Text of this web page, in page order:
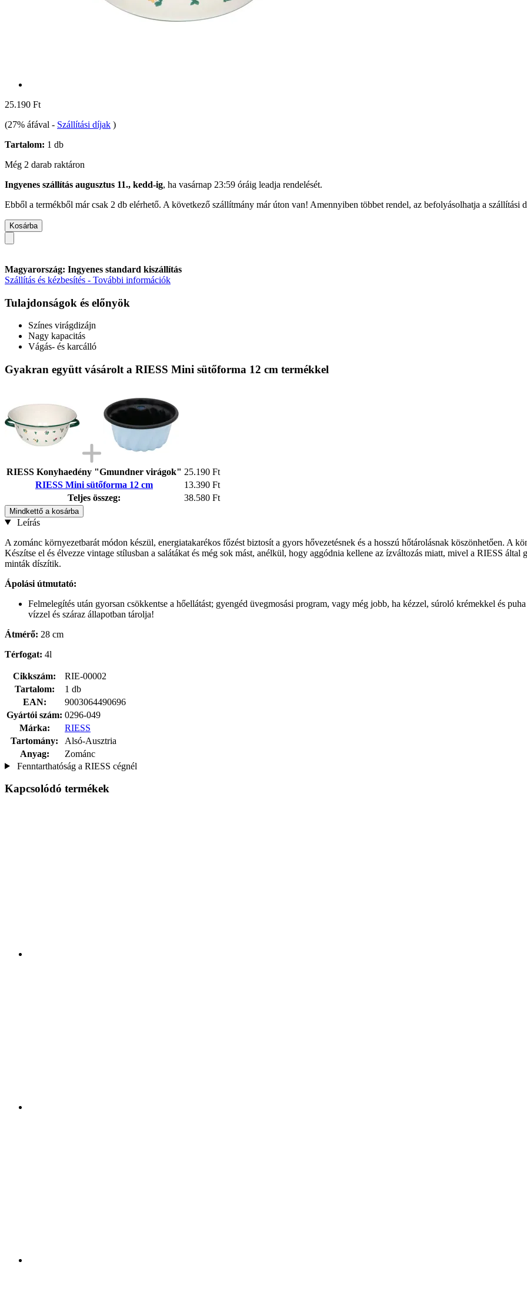
25.190 Ft
(27% áfával - Szállítási díjak )
Tartalom: 1 db
Még 2 darab raktáron
Ingyenes szállítás augusztus 11., kedd-ig, ha vasárnap 23:59 óráig leadja rendelését.
Ebből a termékből már csak 2 db elérhető. A következő szállítmány már úton van! Amennyiben többet rendel, az befolyásolhatja a szállítási
Kosárba
Magyarország: Ingyenes standard kiszállítás
Szállítás és kézbesítés - További információk
Tulajdonságok és előnyök
Színes virágdizájn
Nagy kapacitás
Vágás- és karcálló
Gyakran együtt vásárolt a RIESS Mini sütőforma 12 cm termékkel
RIESS Konyhaedény "Gmundner virágok" 25.190 Ft
RIESS Mini sütőforma 12 cm
13.390 Ft
Teljes összeg:
38.580 Ft
Mindkettő a kosárba
Leírás
A zománc környezetbarát módon készül, energiatakarékos főzést biztosít a gyors hővezetésnek és a hosszú hőtárolásnak köszönhetően. A
Készítse el és élvezze vintage stílusban a salátákat és még sok mást, anélkül, hogy aggódnia kellene az ízváltozás miatt, mivel a RIESS
minták díszítik.
Ápolási útmutató:
Felmelegítés után gyorsan csökkentse a hőellátást; gyengéd üvegmosási program, vagy még jobb, ha kézzel, súroló krémekkel és
vízzel és száraz állapotban tárolja!
Átmérő: 28 cm
Térfogat: 4l
Cikkszám:
RIE-00002
Tartalom:
1 db
EAN:
9003064490696
Gyártói szám: 0296-049
Márka:
RIESS
Tartomány:
Alsó-Ausztria
Anyag:
Zománc
Fenntarthatóság a RIESS cégnél
Kapcsolódó termékek